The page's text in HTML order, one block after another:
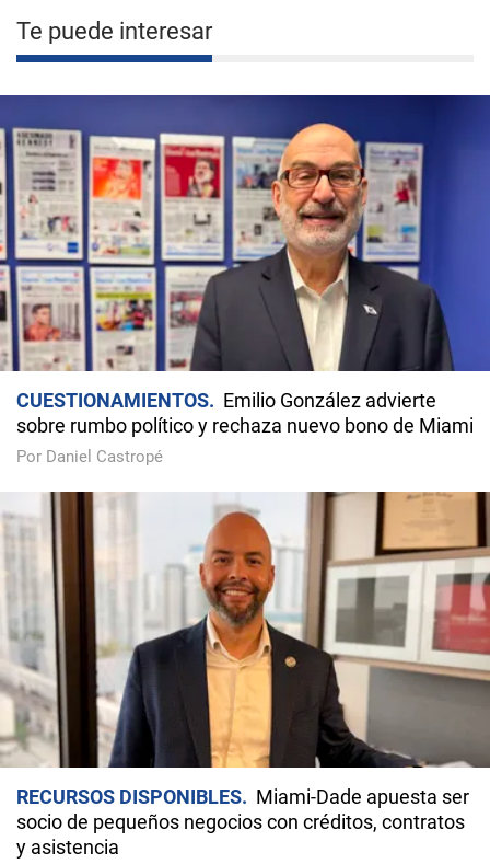
Te puede interesar
CUESTIONAMIENTOS
Emilio González advierte
sobre rumbo político y rechaza nuevo bono de Miami
Por Daniel Castropé
RECURSOS DISPONIBLES
Miami-Dade apuesta ser
socio de pequeños negocios con créditos, contratos
y asistencia